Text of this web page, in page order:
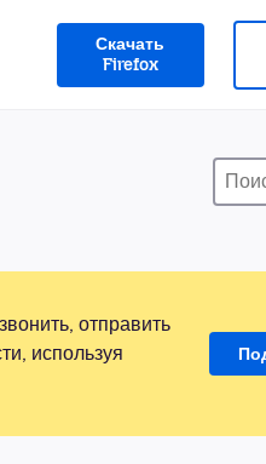
Скачать
Firefox
отправить
используя